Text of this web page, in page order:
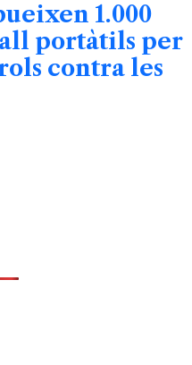
1.000
portàtils per
contra les